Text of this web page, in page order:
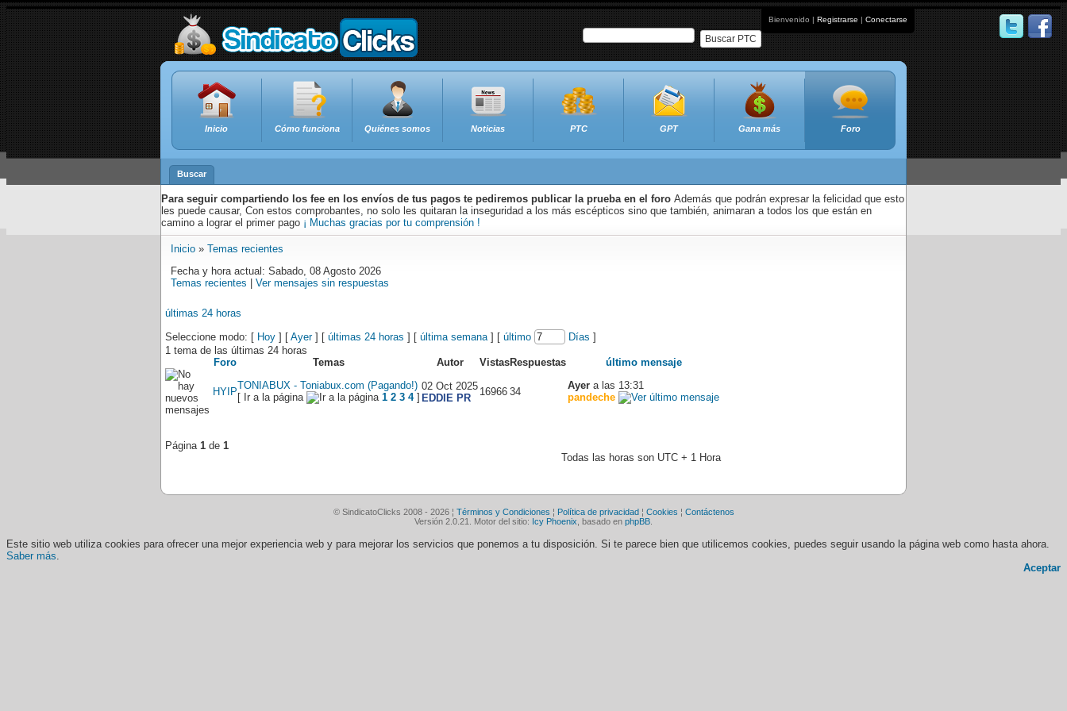
Bienvenido | Registrarse | Conectarse
Buscar PTC
Inicio Cómo funciona Quiénes somos Noticias PTC GPT Gana más Foro
Buscar
Para seguir compartiendo los fee en los envíos de tus pagos te pediremos publicar la prueba en el foro Además que podrán expresar la felicidad que esto
les puede causar, Con estos comprobantes, no solo les quitaran la inseguridad a los más escépticos sino que también, animaran a todos los que están en
camino a lograr el primer pago ¡ Muchas gracias por tu comprensión !
Inicio » Temas recientes
Fecha y hora actual: Sabado, 08 Agosto 2026
Temas recientes
Ver mensajes sin respuestas
últimas 24 horas
Seleccione modo: [ Hoy ] [ Ayer] [ últimas 24 horas ] [ última semana] [ último Días ]
1 tema de las últimas 24 horas
Foro
Temas Autor VistasRespuestas último mensaje
HYIP
TONIABUX - Toniabux.com (Pagando!)
[ Ir a la página
1 2 3 4]
02 Oct 2025
EDDIE PR
16966 34
Ayer a las 13:31
pandeche
Página 1 de 1
Todas las horas son UTC + 1 Hora
© SindicatoClicks 2008 - 2026 ¦ Términos y Condiciones ¦ Política de privacidad¦ Cookies ¦ Contáctenos
Versión 2.0.21. Motor del sitio: Icy Phoenix , basado en phpBB
Este sitio web utiliza cookies para ofrecer una mejor experiencia web y para mejorar los servicios que ponemos a tu disposición. Si te parece bien que utilicemos cookies, puedes seguir usando la página web como hasta ahora.
Saber más.
Aceptar